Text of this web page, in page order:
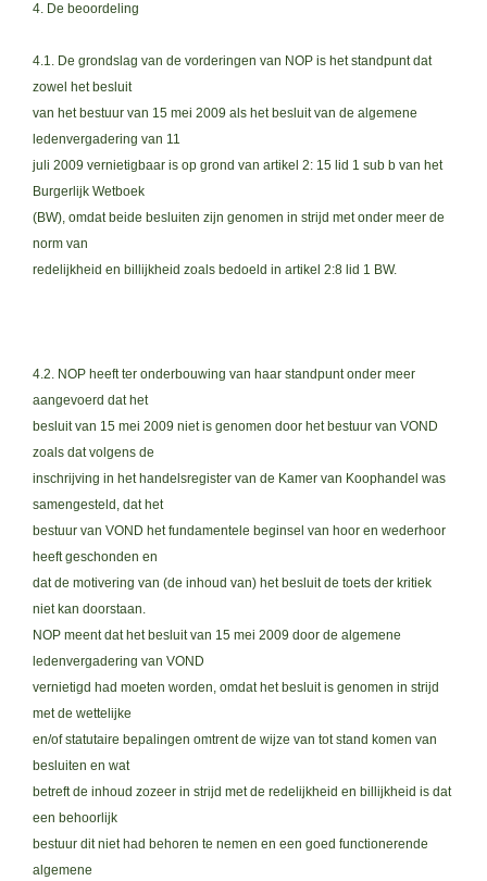
4. De beoordeling
4.1. De grondslag van de vorderingen van NOP is het standpunt dat
zowel het besluit
van het bestuur van 15 mei 2009 als het besluit van de algemene
ledenvergadering van 11
juli 2009 vernietigbaar is op grond van artikel 2: 15 lid 1 sub b van het
Burgerlijk Wetboek
(BW), omdat beide besluiten zijn genomen in strijd met onder meer de
norm van
redelijkheid en billijkheid zoals bedoeld in artikel 2:8 lid 1 BW.
4.2. NOP heeft ter onderbouwing van haar standpunt onder meer
aangevoerd dat het
besluit van 15 mei 2009 niet is genomen door het bestuur van VOND
zoals dat volgens de
inschrijving in het handelsregister van de Kamer van Koophandel was
samengesteld, dat het
bestuur van VOND het fundamentele beginsel van hoor en wederhoor
heeft geschonden en
dat de motivering van (de inhoud van) het besluit de toets der kritiek
niet kan doorstaan.
NOP meent dat het besluit van 15 mei 2009 door de algemene
ledenvergadering van VOND
vernietigd had moeten worden, omdat het besluit is genomen in strijd
met de wettelijke
en/of statutaire bepalingen omtrent de wijze van tot stand komen van
besluiten en wat
betreft de inhoud zozeer in strijd met de redelijkheid en billijkheid is dat
een behoorlijk
bestuur dit niet had behoren te nemen en een goed functionerende
algemene